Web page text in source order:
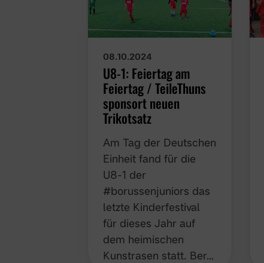
08.10.2024
U8-1: Feiertag am
Feiertag / TeileThuns
sponsort neuen
Trikotsatz
Am Tag der Deutschen
Einheit fand für die
U8-1 der
#borussenjuniors das
letzte Kinderfestival für
dieses Jahr auf dem
heimischen
Kunstrasen statt. Ber…